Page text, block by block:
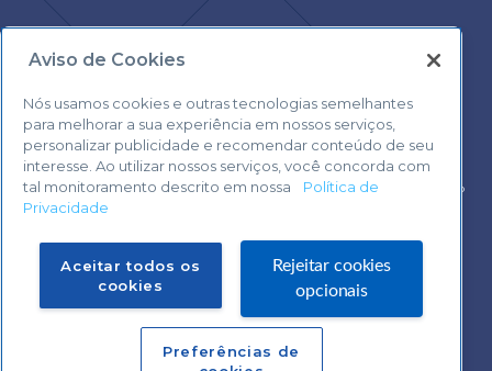
0800 570 0800
Voltar ao topo
Aviso de Cookies
Nós usamos cookies e outras tecnologias semelhantes
para melhorar a sua experiência em nossos serviços,
personalizar publicidade e recomendar conteúdo de seu
interesse. Ao utilizar nossos serviços, você concorda com
tal monitoramento descrito em nossa
Política de
Privacidade
Aceitar todos os
cookies
Rejeitar cookies
opcionais
Preferências de